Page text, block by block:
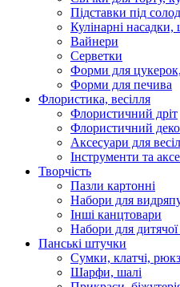
Підставки під
Кулінарні
Вайнери
Серветки
Форми для
Форми для печива
Флористика, весілля
Флористичний дріт
Флористичний
Аксесуари для
Інструменти та
Творчість
Пазли картонні
Набори для
Інші канцтовари
Набори для дитячої
Панські штучки
Сумки, клатчі,
Шарфи, шалі